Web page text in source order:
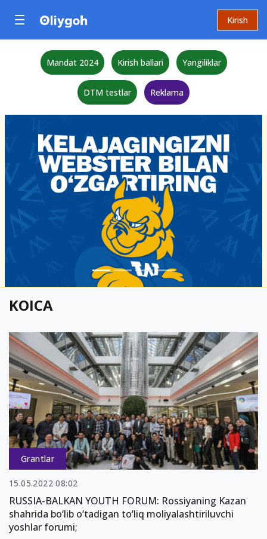
Kirish
Mandat 2024 Kirish ballari Yangiliklar
DTM testlar Reklama
KOICA
Grantlar
15.05.2022 08:02
RUSSIA-BALKAN YOUTH FORUM: Rossiyaning Kazan
shahrida bo‘lib o‘tadigan to‘liq moliyalashtiriluvchi
yoshlar forumi;